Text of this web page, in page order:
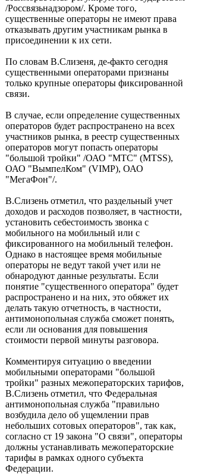
/Россвязьнадзором/. Кроме того,
существенные операторы не имеют права
отказывать другим участникам рынка в
присоединении к их сети.
По словам В.Слизеня, де-факто сегодня
существенными операторами признаны
только крупные операторы фиксированной
связи.
В случае, если определение существенных
операторов будет распространено на всех
участников рынка, в реестр существенных
операторов могут попасть операторы
"большой тройки" /ОАО "МТС" (MTSS),
ОАО "ВымпелКом" (VIMP), ОАО
"МегаФон"/.
В.Слизень отметил, что раздельный учет
доходов и расходов позволяет, в частности,
установить себестоимость звонка с
мобильного на мобильный или с
фиксированного на мобильный телефон.
Однако в настоящее время мобильные
операторы не ведут такой учет или не
обнародуют данные результаты. Если
понятие "существенного оператора" будет
распространено и на них, это обяжет их
делать такую отчетность, в частности,
антимонопольная служба сможет понять,
если ли основания для повышения
стоимости первой минуты разговора.
Комментируя ситуацию о введении
мобильными операторами "большой
тройки" разных межоператорских тарифов,
В.Слизень отметил, что Федеральная
антимонопольная служба "правильно
возбудила дело об ущемлении прав
небольших сотовых операторов", так как,
согласно ст 19 закона "О связи", операторы
должны устанавливать межоператорские
тарифы в рамках одного субъекта
Федерации.